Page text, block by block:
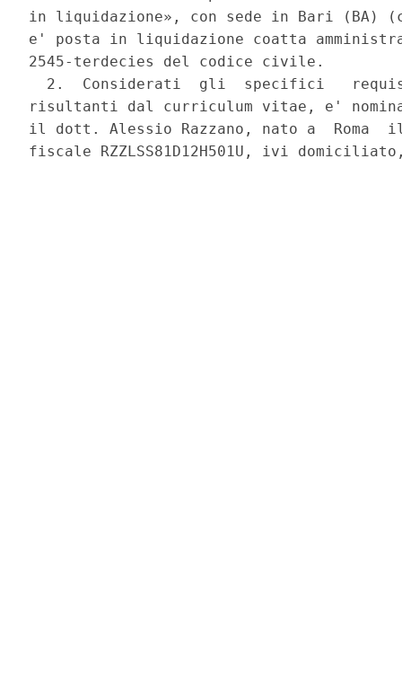
in liquidazione», con sede in Bari (BA)
e' posta in liquidazione coatta
2545-terdecies del codice civile.
2.  Considerati  gli  specifici
risultanti dal curriculum vitae, e'
il dott. Alessio Razzano, nato a  Roma